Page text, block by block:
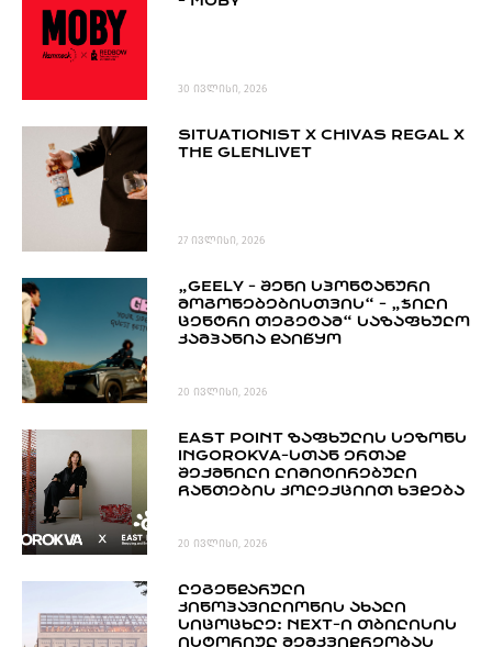
PROJECTS
SHOP
ᲒᲐᲛᲝᲒᲕᲧᲔᲕᲘ
ᲙᲝᲜᲢᲐᲥᲢᲘ
INFO@HAMMOCKMAGAZINE.GE
STUDIO
30 ივლისი, 2026
SITUATIONIST X CHIVAS REGAL X
THE GLENLIVET
27 ივლისი, 2026
„GEELY - ᲨᲔᲜᲘ ᲡᲞᲝᲜᲢᲐᲜᲣᲠᲘ
ᲛᲝᲒᲝᲜᲔᲑᲔᲑᲘᲡᲗᲕᲘᲡ“ - „ᲯᲘᲚᲘ
ᲪᲔᲜᲢᲠᲘ ᲗᲔᲒᲔᲢᲐᲛ“ ᲡᲐᲖᲐᲤᲮᲣᲚᲝ
ᲙᲐᲛᲞᲐᲜᲘᲐ ᲓᲐᲘᲬᲧᲝ
20 ივლისი, 2026
EAST POINT ᲖᲐᲤᲮᲣᲚᲘᲡ ᲡᲔᲖᲝᲜᲡ
INGOROKVA-ᲡᲗᲐᲜ ᲔᲠᲗᲐᲓ
ᲨᲔᲥᲛᲜᲘᲚᲘ ᲚᲘᲛᲘᲢᲘᲠᲔᲑᲣᲚᲘ
ᲩᲐᲜᲗᲔᲑᲘᲡ ᲙᲝᲚᲔᲥᲪᲘᲘᲗ ᲮᲕᲓᲔᲑᲐ
20 ივლისი, 2026
ᲚᲔᲒᲔᲜᲓᲐᲠᲣᲚᲘ
ᲙᲘᲜᲝᲞᲐᲕᲘᲚᲘᲝᲜᲘᲡ ᲐᲮᲐᲚᲘ
ᲡᲘᲪᲝᲪᲮᲚᲔ: NEXT-Ი ᲗᲑᲘᲚᲘᲡᲘᲡ
ᲘᲡᲢᲝᲠᲘᲣᲚ ᲛᲔᲛᲙᲕᲘᲓᲠᲔᲝᲑᲐᲡ